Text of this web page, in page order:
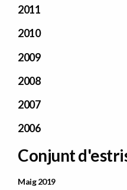
2011
2010
2009
2008
2007
2006
Conjunt
Data Publicació
Maig 2019